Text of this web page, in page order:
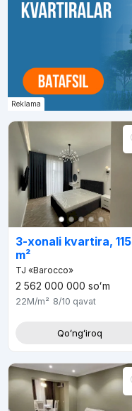
Reklama
3-xonali kvartira, 115
m²
TJ «Barocco»
2 562 000 000 soʻm
22M/m² 8/10 qavat
Qoʻngʻiroq